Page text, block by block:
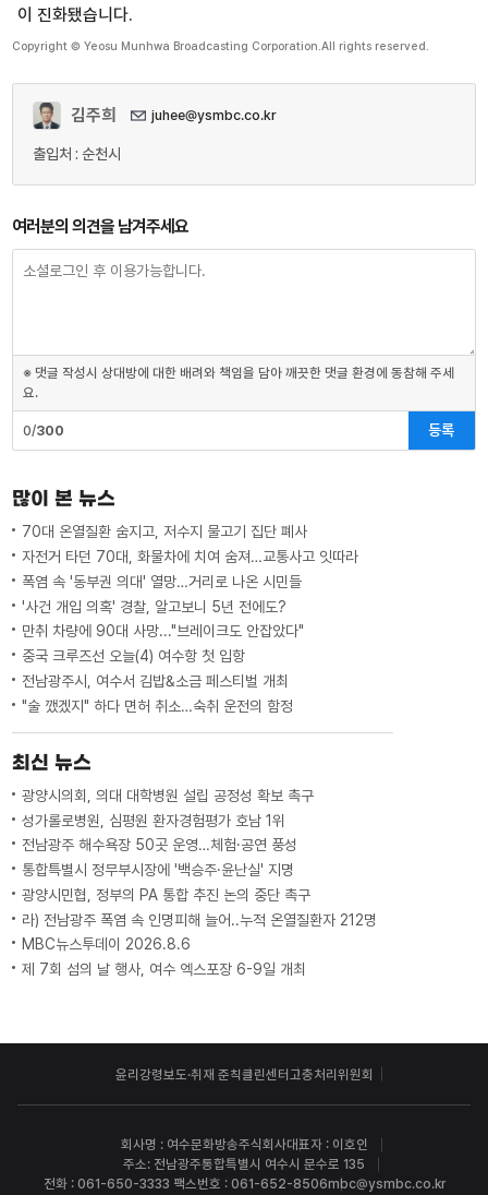
이 진화됐습니다.
Copyright © Yeosu Munhwa Broadcasting Corporation.All rights reserved.
김주희 juhee@ysmbc.co.kr
출입처 : 순천시
여러분의 의견을 남겨주세요
※ 댓글 작성시 상대방에 대한 배려와 책임을 담아 깨끗한 댓글 환경에 동참해 주세
요.
0/300 등록
많이 본 뉴스
70대 온열질환 숨지고, 저수지 물고기 집단 폐사
자전거 타던 70대, 화물차에 치여 숨져…교통사고 잇따라
폭염 속 '동부권 의대' 열망…거리로 나온 시민들
'사건 개입 의혹' 경찰, 알고보니 5년 전에도?
만취 차량에 90대 사망..."브레이크도 안잡았다"
중국 크루즈선 오늘(4) 여수항 첫 입항
전남광주시, 여수서 김밥&소금 페스티벌 개최
"술 깼겠지" 하다 면허 취소…숙취 운전의 함정
최신 뉴스
광양시의회, 의대 대학병원 설립 공정성 확보 촉구
성가롤로병원, 심평원 환자경험평가 호남 1위
전남광주 해수욕장 50곳 운영…체험·공연 풍성
통합특별시 정무부시장에 '백승주·윤난실' 지명
광양시민협, 정부의 PA 통합 추진 논의 중단 촉구
라) 전남광주 폭염 속 인명피해 늘어..누적 온열질환자 212명
MBC뉴스투데이 2026.8.6
제 7회 섬의 날 행사, 여수 엑스포장 6-9일 개최
윤리강령 보도·취재 준칙클린센터 고충처리위원회
회사명 : 여수문화방송주식회사대표자 : 이호인
주소: 전남광주통합특별시 여수시 문수로 135
전화 : 061-650-3333 팩스번호 : 061-652-8506mbc@ysmbc.co.kr